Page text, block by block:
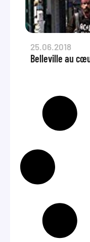
25.06.2018
Belleville au